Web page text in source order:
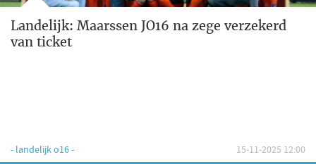
Landelijk: Maarssen JO16 na zege verzekerd
van ticket
- landelijk o16 - 15-11-2025 12:00